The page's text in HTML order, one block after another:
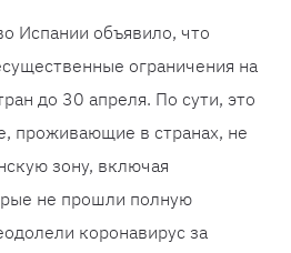
Испании объявило, что
ограничения на
до 30 апреля. По сути, это
проживающие в странах, не
зону, включая
не прошли полную
коронавирус за